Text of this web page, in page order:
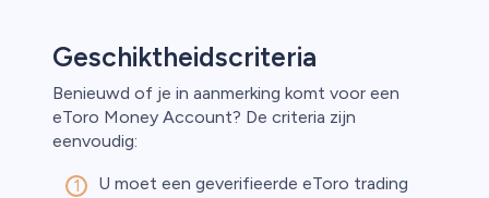
Geschiktheidscriteria
Benieuwd of je in aanmerking komt voor een
eToro Money Account? De criteria zijn
eenvoudig:
U moet een geverifieerde eToro trading